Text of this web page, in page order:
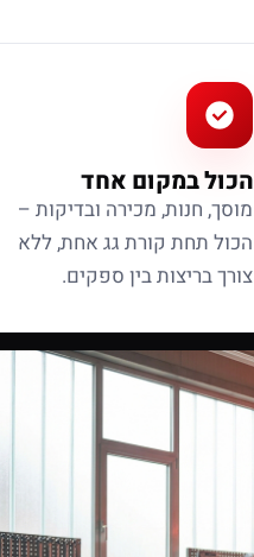
הכול במקום אחד
מוסך, חנות, מכירה ובדיקות –
הכול תחת קורת גג אחת, ללא
צורך בריצות בין ספקים.